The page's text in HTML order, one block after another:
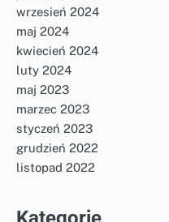
wrzesień 2024
maj 2024
kwiecień 2024
luty 2024
maj 2023
marzec 2023
styczeń 2023
grudzień 2022
listopad 2022